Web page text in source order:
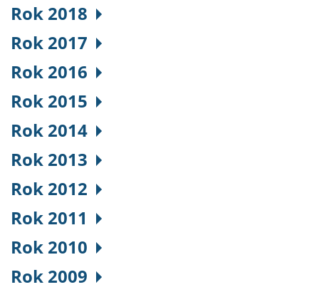
Rok 2018
Rok 2017
Rok 2016
Rok 2015
Rok 2014
Rok 2013
Rok 2012
Rok 2011
Rok 2010
Rok 2009